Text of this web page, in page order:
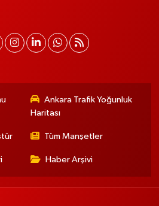
Ankara Trafik Yoğunluk
Haritası
Tüm Manşetler
Haber Arşivi